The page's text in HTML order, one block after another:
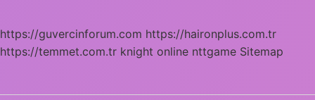
https://guvercinforum.com https://haironplus.com.tr
https://temmet.com.tr knight online nttgame Sitemap